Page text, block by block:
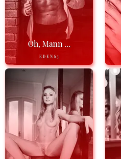
Oh, Mann ...
EDEN65